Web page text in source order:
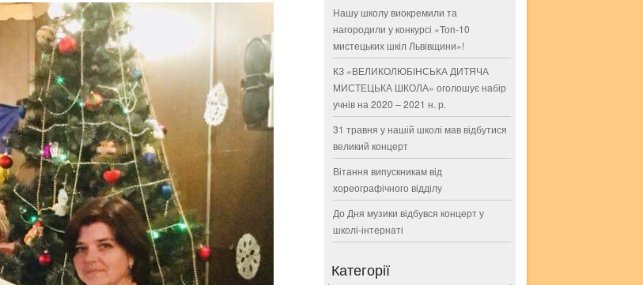
Нашу школу виокремили та
нагородили у конкурсі «Топ-10
мистецьких шкіл Львівщини»!
КЗ «ВЕЛИКОЛЮБІНСЬКА ДИТЯЧА
МИСТЕЦЬКА ШКОЛА» оголошує набір
учнів на 2020 – 2021 н. р.
31 травня у нашій школі мав відбутися
великий концерт
Вітання випускникам від
хореографічного відділу
До Дня музики відбувся концерт у
школі-інтернаті
Категорії